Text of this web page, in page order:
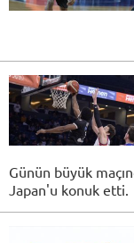
Günün büyük
Japan'u konuk etti.